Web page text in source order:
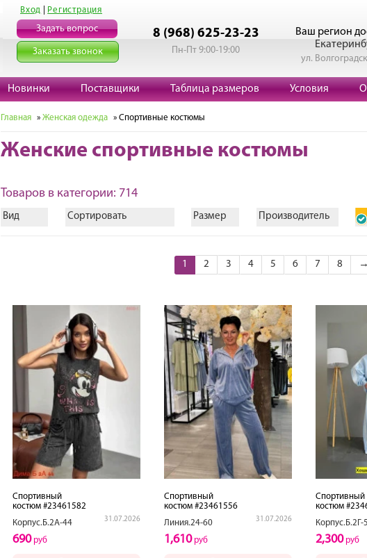
Вход Регистрация
Задать вопрос
Заказать звонок
8 (968) 625-23-23
Пн-Пт 9:00-19:00
Ваш регион
ул.
Новинки Поставщики Таблица размеров Условия
Главная » Женская одежда » Спортивные костюмы
Женские спортивные костюмы
Товаров в категории: 714
Вид Сортировать Размер Производитель
1 2 3 4 5 6 7 8 →
Спортивный
костюм #23461582
Корпус.Б.2А-44
31.07.2026
690руб
Спортивный
костюм #23461556
Линия.24-60
31.07.2026
1,610руб
Спортивный
костюм
Корпус.Б.2Г-
2,300руб